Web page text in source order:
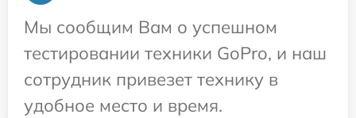
Мы сообщим Вам о успешном
тестировании техники GoPro, и наш
сотрудник привезет технику в
удобное место и время.